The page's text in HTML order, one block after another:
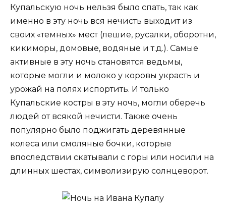
Купальскую ночь нельзя было спать, так как
именно в эту ночь вся нечисть выходит из
своих «темных» мест (лешие, русалки, оборотни,
кикиморы, домовые, водяные и т.д.). Самые
активные в эту ночь становятся ведьмы,
которые могли и молоко у коровы украсть и
урожай на полях испортить. И только
Купальские костры в эту ночь, могли оберечь
людей от всякой нечисти. Также очень
популярно было поджигать деревянные
колеса или смоляные бочки, которые
впоследствии скатывали с горы или носили на
длинных шестах, символизирую солнцеворот.